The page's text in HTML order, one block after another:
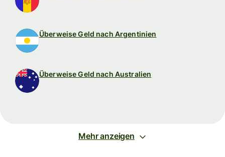
Überweise Geld nach Argentinien
Überweise Geld nach Australien
Mehr anzeigen